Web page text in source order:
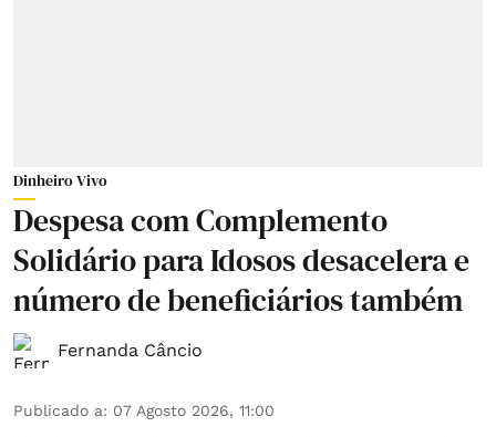
Dinheiro Vivo
Despesa com Complemento
Solidário para Idosos desacelera e
número de beneficiários também
Fernanda Câncio
Publicado a: 07 Agosto 2026, 11:00